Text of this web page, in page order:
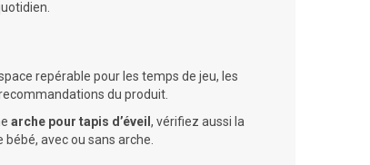
repérable pour les temps de jeu, les
du produit.
arche pour tapis d’éveil , vérifiez aussi la
avec ou sans arche.